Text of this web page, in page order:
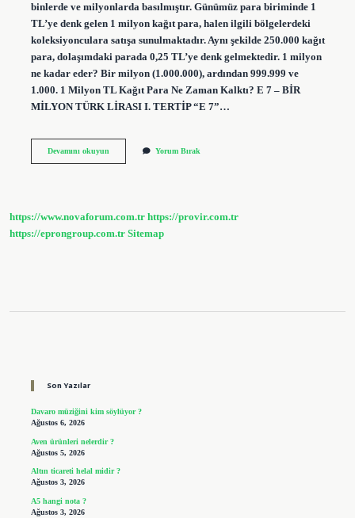
binlerde ve milyonlarda basılmıştır. Günümüz para biriminde 1
TL’ye denk gelen 1 milyon kağıt para, halen ilgili bölgelerdeki
koleksiyonculara satışa sunulmaktadır. Aynı şekilde 250.000 kağıt
para, dolaşımdaki parada 0,25 TL’ye denk gelmektedir. 1 milyon
ne kadar eder? Bir milyon (1.000.000), ardından 999.999 ve
1.000. 1 Milyon TL Kağıt Para Ne Zaman Kalktı? E 7 – BİR
MİLYON TÜRK LİRASI I. TERTİP “E 7”…
Devamını okuyun1
Yorum Bırak
https://www.novaforum.com.tr https://provir.com.tr
https://eprongroup.com.tr Sitemap
Son Yazılar
Davaro müziğini kim söylüyor ?
Ağustos 6, 2026
Aven ürünleri nelerdir ?
Ağustos 5, 2026
Altın ticareti helal midir ?
Ağustos 3, 2026
A5 hangi nota ?
Ağustos 3, 2026